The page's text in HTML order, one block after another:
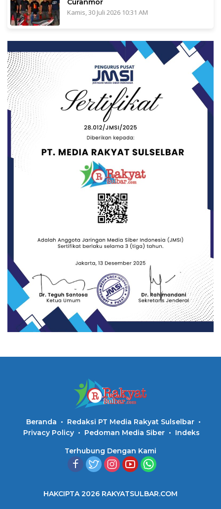
Curanmor
Kamis, 30 Juli 2026 10:31 AM
Beranda
Redaksi PT Media Rakyat Sulselbar
Privacy Policy
Pedoman Media Siber Indeks
Terhubung Dengan Kami
HAKCIPTA 2026 RAKYATSULBAR.COM